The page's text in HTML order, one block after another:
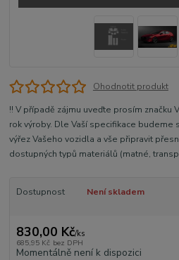
Ohodnotit produkt
!! V případě zájmu uveďte prosím značku
rok výroby. Dle Vaší specifikace
výřez Vašeho vozidla a vše připravit
dostupných typů materiálů (matné,
Dostupnost Není skladem
830,00 Kč/ks
685,95 Kč bez DPH
Momentálně není k dispozici